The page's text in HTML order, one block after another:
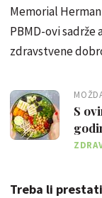
Memorial
PBMD-ovi
zdravstvene
S
Treba li